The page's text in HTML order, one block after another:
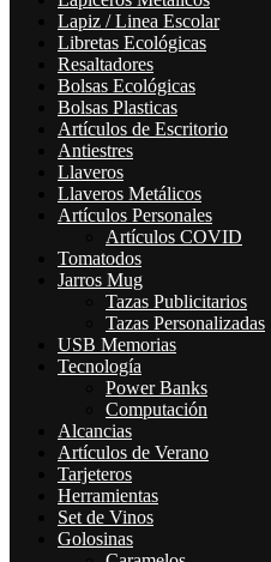
Lapiz / Linea Escolar
Libretas Ecológicas
Resaltadores
Bolsas Ecológicas
Bolsas Plasticas
Artículos de Escritorio
Antiestres
Llaveros
Llaveros Metálicos
Artículos Personales
Artículos COVID
Tomatodos
Jarros Mug
Tazas Publicitarios
Tazas Personalizadas
USB Memorias
Tecnología
Power Banks
Computación
Alcancias
Artículos de Verano
Tarjeteros
Herramientas
Set de Vinos
Golosinas